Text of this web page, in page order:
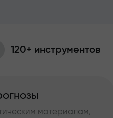
120+ инструментов
материалам,